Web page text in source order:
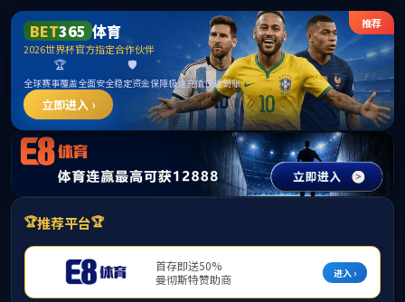
伟德国际1946bv(中国)有限公司-官方网站
首建投投资管理（北京）有